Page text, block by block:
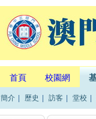
首頁 校園網
簡介 歷史 訪客 堂校